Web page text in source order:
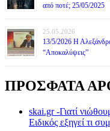
από ποτέ; 25/05/2025
25.05.2026
13/5/2026 Η
“Αποκαλύψεις”
ΠΡΟΣΦΑΤΑ
skai.gr -Γιατί
Ειδικός εξηγεί τι